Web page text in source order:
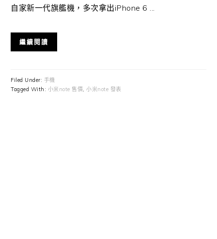
自家新一代旗艦機，多次拿出iPhone 6 ...
繼續閱讀
Filed Under: 手機
Tagged With: 小米note 售價,小米note 發表